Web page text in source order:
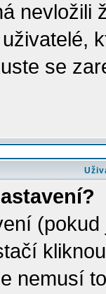
nevložili
se
nemusí